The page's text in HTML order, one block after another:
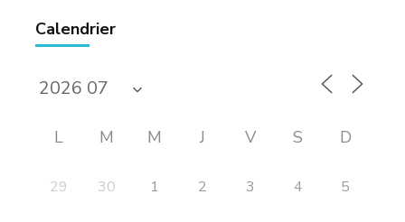
Calendrier
L M M J V S D
29 30 1 2 3 4 5